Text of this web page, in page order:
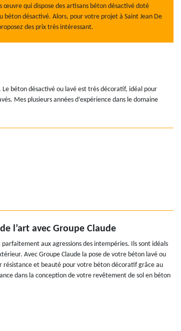
œuvre qui dispose des artisans béton désactivé doté
béton désactivé. Alors, pour votre projet à Saint Jean De
des prix très intéressant.
béton désactivé ou lavé est très décoratif, idéal pour
Mes plusieurs années d’expérience dans le domaine
l’art avec Groupe Claude
aux agressions des intempéries. Ils sont idéals
Avec Groupe Claude la pose de votre béton lavé ou
résistance et beauté pour votre béton décoratif grâce au
dans la conception de votre revêtement de sol en béton